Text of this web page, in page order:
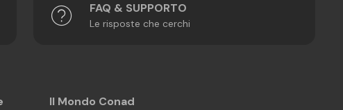
FAQ & SUPPORTO
Le risposte che cerchi
Il Mondo Conad